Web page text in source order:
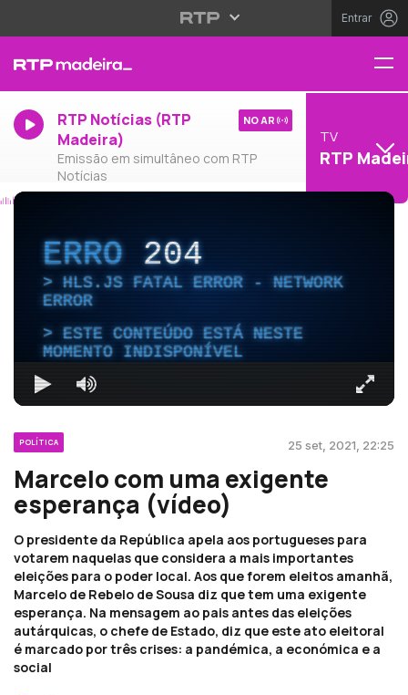
Entrar
RTP Notícias (RTP
Madeira)
Emissão em simultâneo com RTP
Notícias
NO AR
TV
RTP
ERRO204
HLS.JS FATAL ERROR - NETWORK
ERROR
ESTE CONTEÚDO ESTÁ NESTE
MOMENTO INDISPONÍVEL
POLÍTICA 25 set, 2021, 22:25
Marcelo com uma exigente
esperança (vídeo)
O presidente da República apela aos portugueses para
votarem naquelas que considera a mais importantes
eleições para o poder local. Aos que forem eleitos amanhã,
Marcelo de Rebelo de Sousa diz que tem uma exigente
esperança. Na mensagem ao pais antes das eleições
autárquicas, o chefe de Estado, diz que este ato eleitoral
é marcado por três crises: a pandémica, a económica e a
social